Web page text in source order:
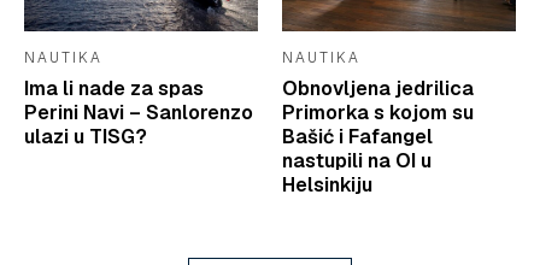
NAUTIKA
Ima li nade za spas
Perini Navi – Sanlorenzo
ulazi u TISG?
NAUTIKA
Obnovljena jedrilica
Primorka s kojom su
Bašić i Fafangel
nastupili na OI u
Helsinkiju